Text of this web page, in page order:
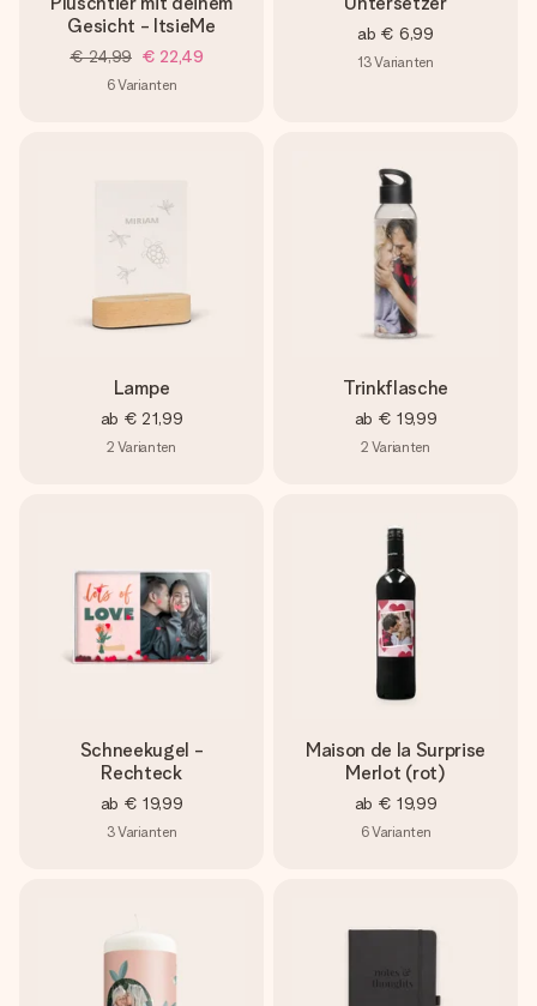
Gesicht - ItsieMe
€ 24,99 € 22,49
6Varianten
ab € 6,99
13Varianten
Lampe
ab € 21,99
2 Varianten
Trinkflasche
ab € 19,99
2 Varianten
Schneekugel -
Rechteck
ab € 19,99
3Varianten
Maison de la Surprise
Merlot (rot)
ab € 19,99
6Varianten